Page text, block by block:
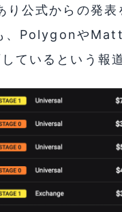
公式からの発表
、Polygonや
ているという報